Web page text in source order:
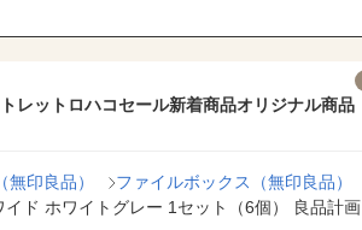
レット ロハコセール新着商品オリジナル商品
無印良品）
ファイルボックス（無印良品）
ド ホワイトグレー 1セット（6個） 良品計画